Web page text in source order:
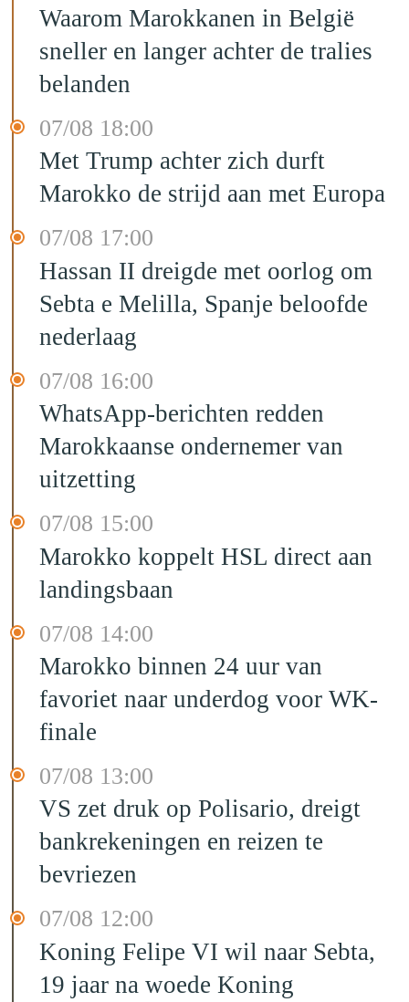
Waarom Marokkanen in België
sneller en langer achter de tralies
belanden
07/08 18:00
Met Trump achter zich durft
Marokko de strijd aan met Europa
07/08 17:00
Hassan II dreigde met oorlog om
Sebta e Melilla, Spanje beloofde
nederlaag
07/08 16:00
WhatsApp-berichten redden
Marokkaanse ondernemer van
uitzetting
07/08 15:00
Marokko koppelt HSL direct aan
landingsbaan
07/08 14:00
Marokko binnen 24 uur van
favoriet naar underdog voor WK-
finale
07/08 13:00
VS zet druk op Polisario, dreigt
bankrekeningen en reizen te
bevriezen
07/08 12:00
Koning Felipe VI wil naar Sebta,
19 jaar na woede Koning